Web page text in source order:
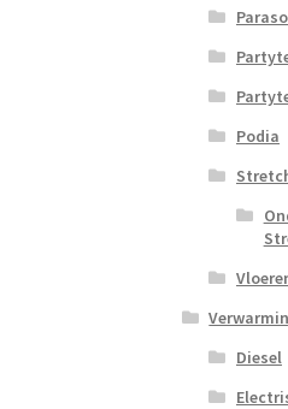
Podia
Diesel